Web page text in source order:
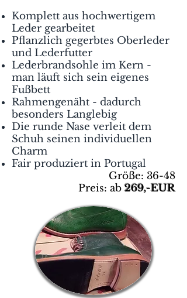
Komplett aus hochwertigem
Leder gearbeitet
Pflanzlich gegerbtes Oberleder
und Lederfutter
Lederbrandsohle im Kern -
man läuft sich sein eigenes
Fußbett
Rahmengenäht - dadurch
besonders Langlebig
Die runde Nase verleit dem
Schuh seinen individuellen
Charm
Fair produziert in Portugal
Größe: 36-48
Preis: ab269,-EUR